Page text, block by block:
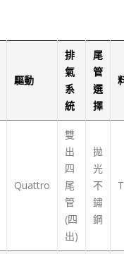
驅動
排
氣
系
統
尾
管
選
擇
Quattro
雙
出
四
尾
管
(四
出)
拋
光
不
鏽
鋼